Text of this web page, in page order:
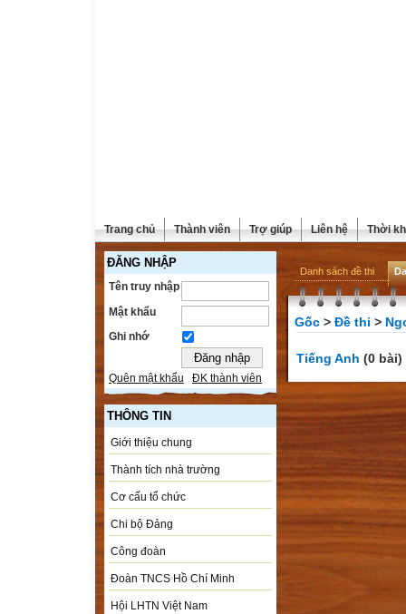
Trang chủ Thành viên Trợ giúp Liên hệ Thời
ĐĂNG NHẬP
Tên truy nhập
Mật khẩu
Ghi nhớ
Quên mật khẩu ĐK thành viên
THÔNG TIN
Giới thiệu chung
Thành tích nhà trường
Cơ cấu tổ chức
Chi bộ Đảng
Công đoàn
Đoàn TNCS Hồ Chí Minh
Hội LHTN Việt Nam
Danh sách đề thi
Gốc > Đề thi >
Tiếng Anh (0 bài)